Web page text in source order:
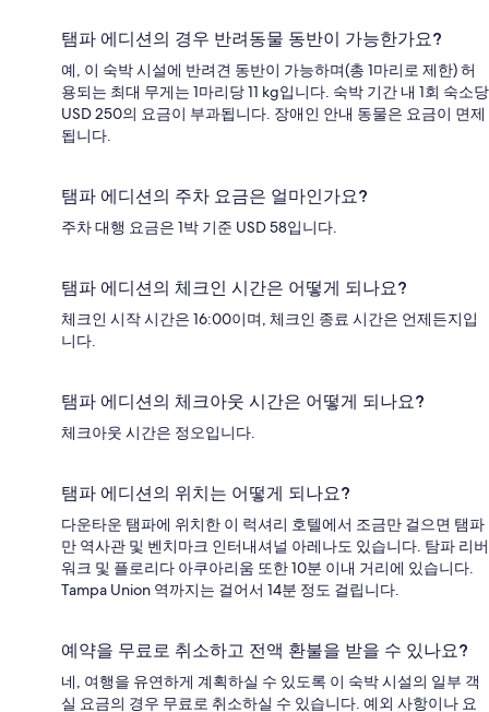
탬파 에디션의 경우 반려동물 동반이 가능한가요?
예, 이 숙박 시설에 반려견 동반이 가능하며(총 1마리로 제한) 허
용되는 최대 무게는 1마리당 11 kg입니다. 숙박 기간 내 1회 숙소당
USD 250의 요금이 부과됩니다. 장애인 안내 동물은 요금이 면제
됩니다.
탬파 에디션의 주차 요금은 얼마인가요?
주차 대행 요금은 1박 기준 USD 58입니다.
탬파 에디션의 체크인 시간은 어떻게 되나요?
체크인 시작 시간은 16:00이며, 체크인 종료 시간은 언제든지입
니다.
탬파 에디션의 체크아웃 시간은 어떻게 되나요?
체크아웃 시간은 정오입니다.
탬파 에디션의 위치는 어떻게 되나요?
다운타운 탬파에 위치한 이 럭셔리 호텔에서 조금만 걸으면 탬파
만 역사관 및 벤치마크 인터내셔널 아레나도 있습니다. 탐파 리버
워크 및 플로리다 아쿠아리움 또한 10분 이내 거리에 있습니다.
Tampa Union 역까지는 걸어서 14분 정도 걸립니다.
예약을 무료로 취소하고 전액 환불을 받을 수 있나요?
네, 여행을 유연하게 계획하실 수 있도록 이 숙박 시설의 일부 객
실 요금의 경우 무료로 취소하실 수 있습니다. 예외 사항이나 요